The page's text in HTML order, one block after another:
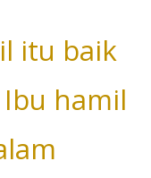
itu baik
hamil